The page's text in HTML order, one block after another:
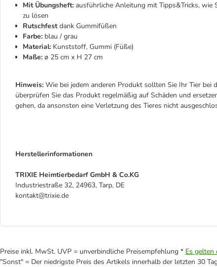
Mit Übungsheft: ausführliche Anleitung mit Tipps&Tricks, wie
zu lösen
Rutschfestdank Gummifüßen
Farbe: blau / grau
Material: Kunststoff, Gummi (Füße)
Maße: ø 25 cm x H 27 cm
Hinweis: Wie bei jedem anderen Produkt sollten Sie Ihr Tier bei
überprüfen Sie das Produkt regelmäßig auf Schäden und
gehen, da ansonsten eine Verletzung des Tieres nicht
Herstellerinformationen
TRIXIE Heimtierbedarf GmbH & Co.KG
Industriestraße 32, 24963, Tarp, DE
kontakt@trixie.de
Preise inkl. MwSt. UVP = unverbindliche Preisempfehlung * Es gelten
"Sonst" = Der niedrigste Preis des Artikels innerhalb der letzten 30